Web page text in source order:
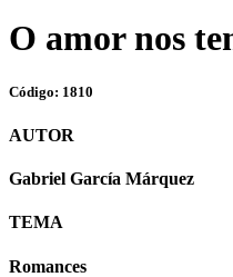
O amor nos
Código: 1810
AUTOR
Gabriel García Márquez
TEMA
Romances